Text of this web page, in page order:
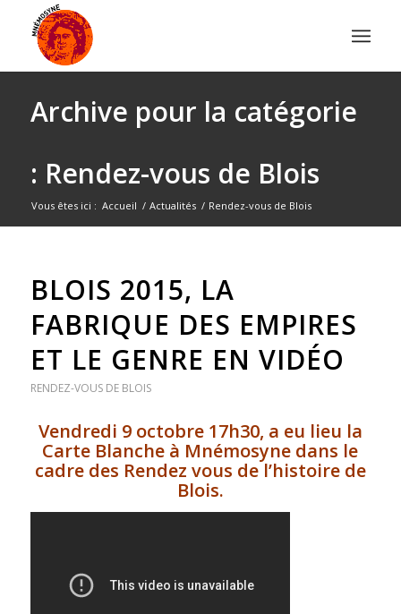
Archive pour la catégorie
: Rendez-vous de Blois
Vous êtes ici : Accueil / Actualités / Rendez-vous de Blois
BLOIS 2015, LA
FABRIQUE DES EMPIRES
ET LE GENRE EN VIDÉO
RENDEZ-VOUS DE BLOIS
Vendredi 9 octobre 17h30, a eu lieu la
Carte Blanche à Mnémosyne dans le
cadre des Rendez vous de l’histoire de
Blois.